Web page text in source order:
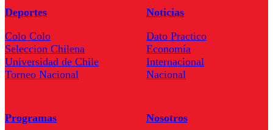
Deportes
Colo Colo
Seleccion Chilena
Universidad de Chile
Torneo Nacional
Noticias
Dato Practico
Economía
Internacional
Nacional
Programas
Nosotros